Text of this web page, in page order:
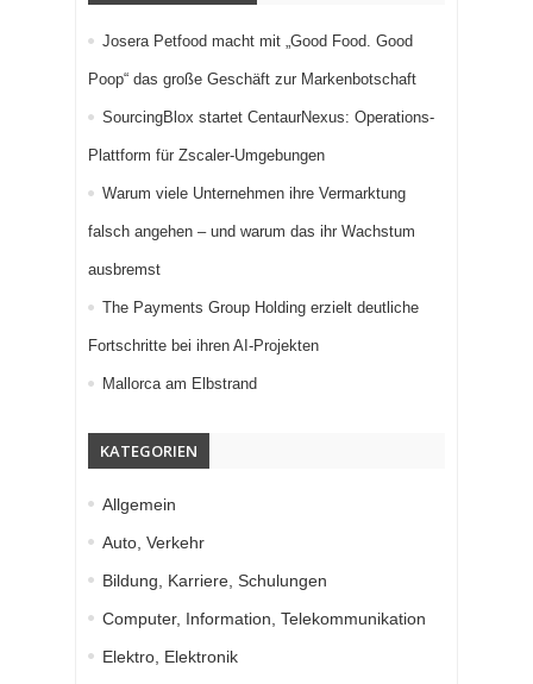
Josera Petfood macht mit „Good Food. Good
Poop“ das große Geschäft zur Markenbotschaft
SourcingBlox startet CentaurNexus: Operations-
Plattform für Zscaler-Umgebungen
Warum viele Unternehmen ihre Vermarktung
falsch angehen – und warum das ihr Wachstum
ausbremst
The Payments Group Holding erzielt deutliche
Fortschritte bei ihren AI-Projekten
Mallorca am Elbstrand
KATEGORIEN
Allgemein
Auto, Verkehr
Bildung, Karriere, Schulungen
Computer, Information, Telekommunikation
Elektro, Elektronik